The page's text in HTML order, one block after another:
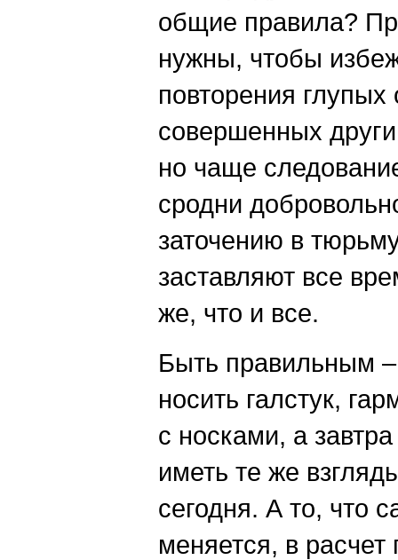
общие правила?
нужны, чтобы
повторения
совершенных
но чаще
сродни
заточению в
заставляют все
же, что и все.
Быть правильным –
носить галстук,
с носками, а
иметь те же
сегодня. А то, что
меняется, в расчет